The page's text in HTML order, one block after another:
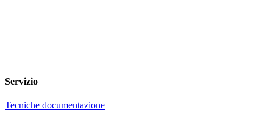
Servizio
Tecniche documentazione